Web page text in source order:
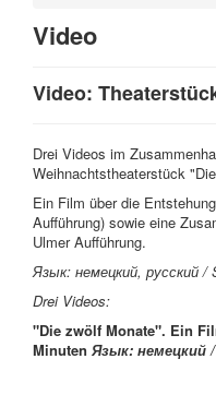
Video
Video:
Drei Videos im
Weihnachtstheaterstück
Ein Film über die
Aufführung) sowie eine
Ulmer Aufführung.
Язык: немецкий, русский /
Drei Videos:
"Die zwölf Monate". Ein
Minuten Язык: немецкий /